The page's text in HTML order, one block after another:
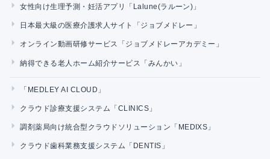
女性向け生理予測・妊活アプリ「Lalune(ラルーン)」
日本最大級の医療介護求人サイト「ジョブメドレー」
オンライン動画研修サービス「ジョブメドレーアカデミー」
納得できる老人ホーム紹介サービス「みんかい」
「MEDLEY AI CLOUD」
クラウド診療支援システム「CLINICS」
調剤薬局向け統合型クラウドソリューション「MEDIXS」
クラウド歯科業務支援システム「DENTIS」